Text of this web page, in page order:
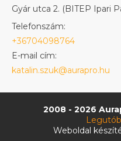
Gyár utca 2. (BITEP Ipari
Telefonszám:
+36704098764
E-mail cím:
katalin.szuk@aurapro.hu
2008 - 2026
Weboldal